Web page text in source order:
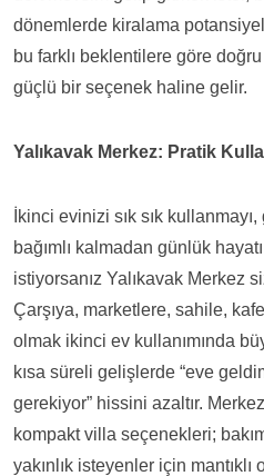
dönemlerde kiralama
bu farklı beklentilere göre
güçlü bir seçenek haline gelir.
Yalıkavak Merkez: Pratik
İkinci evinizi sık sık
bağımlı kalmadan günlük
istiyorsanız Yalıkavak Merkez
Çarşıya, marketlere, sahile,
olmak ikinci ev kullanımında
kısa süreli gelişlerde “eve
gerekiyor” hissini azaltır.
kompakt villa seçenekleri;
yakınlık isteyenler için mantıklı